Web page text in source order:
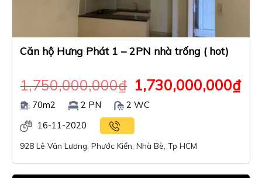
Căn hộ Hưng Phát 1 – 2PN nhà trống ( hot)
1,750,000,000₫ 1,730,000,000₫
70m2 2 PN
2 WC
16-11-2020
928 Lê Văn Lương, Phước Kiển, Nhà Bè, Tp HCM